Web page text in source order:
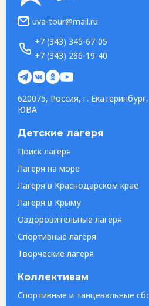
uva-tour@mail.ru
+7 (343) 345-67-05
+7 (343) 286-19-40
620075, Россия, г.
ЮВА
Детские лагеря
Поиск лагеря
Лагеря на море
Лагеря в Краснодарском крае
Лагеря в Крыму
Оздоровительные лагеря
Спортивные лагеря
Творческие лагеря
Коллективам
Спортивные и танцевальные